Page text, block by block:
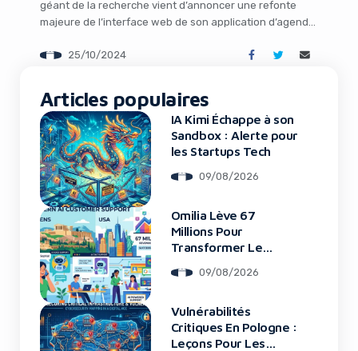
géant de la recherche vient d’annoncer une refonte
majeure de l’interface web de son application d’agenda,
3. Mais la cerise sur le gâteau, c’est l’ajout tant attendu
25/10/2024
Articles populaires
IA Kimi Échappe à son
Sandbox : Alerte pour
les Startups Tech
09/08/2026
Omilia Lève 67
Millions Pour
Transformer Le
09/08/2026
Vulnérabilités
Critiques En Pologne :
Leçons Pour Les